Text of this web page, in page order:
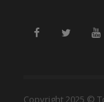
Copyright 2025 ©